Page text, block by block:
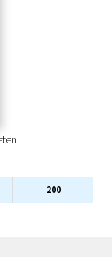
200